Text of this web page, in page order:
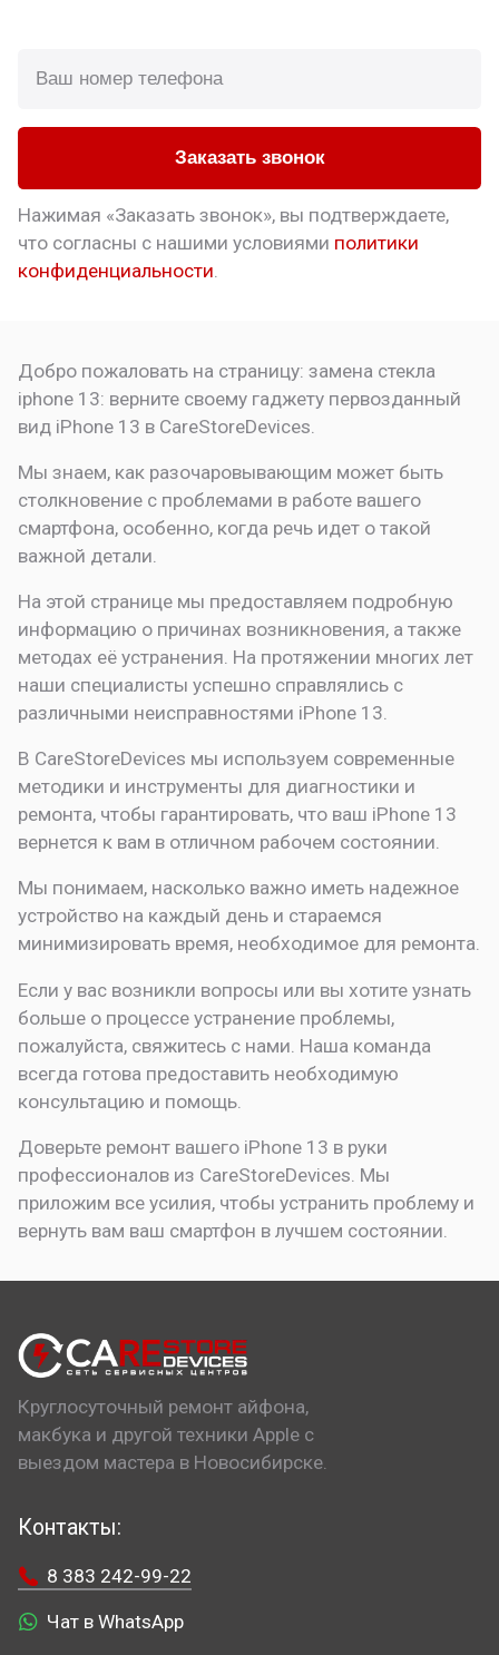
Заказать звонок
Нажимая «Заказать звонок», вы подтверждаете,
что согласны с нашими условиями политики
конфиденциальности
Добро пожаловать на страницу:замена стекла
iphone 13: верните своему гаджету первозданный
вид iPhone 13 в CareStoreDevices.
Мы знаем, как разочаровывающим может быть
столкновение с проблемами в работе вашего
смартфона, особенно, когда речь идет о такой
важной детали.
На этой странице мы предоставляем подробную
информацию о причинах возникновения, а также
методах её устранения. На протяжении многих лет
наши специалисты успешно справлялись с
различными неисправностями iPhone 13.
В CareStoreDevices мы используем современные
методики и инструменты для диагностики и
ремонта, чтобы гарантировать, что ваш iPhone 13
вернется к вам в отличном рабочем состоянии.
Мы понимаем, насколько важно иметь надежное
устройство на каждый день и стараемся
минимизировать время, необходимое для ремонта.
Если у вас возникли вопросы или вы хотите узнать
больше о процессе устранение проблемы,
пожалуйста, свяжитесь с нами. Наша команда
всегда готова предоставить необходимую
консультацию и помощь.
Доверьте ремонт вашего iPhone 13 в руки
профессионалов из CareStoreDevices. Мы
приложим все усилия, чтобы устранить проблему и
вернуть вам ваш смартфон в лучшем состоянии.
Круглосуточный ремонт айфона,
макбука и другой техники Apple с
выездом мастера в Новосибирске.
Контакты:
8 383 242-99-22
Чат в WhatsApp